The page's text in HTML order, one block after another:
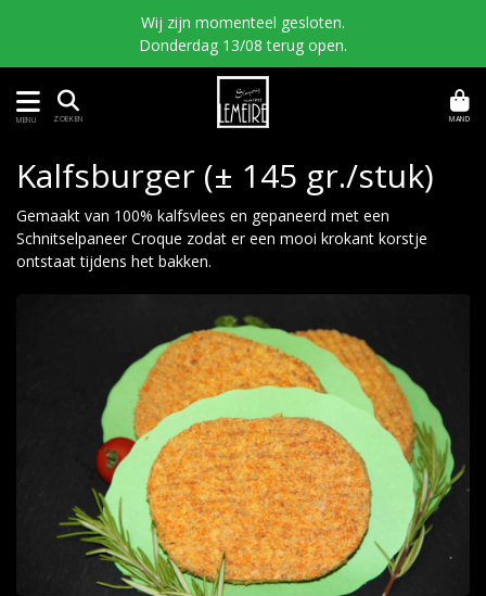
Wij zijn momenteel gesloten.
Donderdag 13/08 terug open.
MENU ZOEKEN MAND
Kalfsburger (± 145 gr./stuk)
Gemaakt van 100% kalfsvlees en gepaneerd met een
Schnitselpaneer Croque zodat er een mooi krokant korstje
ontstaat tijdens het bakken.